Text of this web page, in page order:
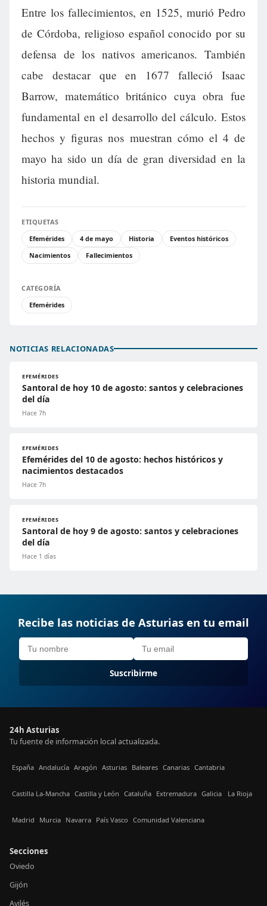
Entre los fallecimientos, en 1525, murió Pedro
de Córdoba, religioso español conocido por su
defensa de los nativos americanos. También
cabe destacar que en 1677 falleció Isaac
Barrow, matemático británico cuya obra fue
fundamental en el desarrollo del cálculo. Estos
hechos y figuras nos muestran cómo el 4 de
mayo ha sido un día de gran diversidad en la
historia mundial.
ETIQUETAS
Efemérides
4 de mayo Historia
Eventos históricos
Nacimientos
Fallecimientos
CATEGORÍA
Efemérides
NOTICIAS RELACIONADAS
EFEMÉRIDES
Santoral de hoy 10 de agosto: santos y celebraciones
del día
Hace 7h
EFEMÉRIDES
Efemérides del 10 de agosto: hechos históricos y
nacimientos destacados
Hace 7h
EFEMÉRIDES
Santoral de hoy 9 de agosto: santos y celebraciones
del día
Hace 1 días
Recibe las noticias de Asturias en tu email
Suscribirme
24h Asturias
Tu fuente de información local actualizada.
España Andalucía Aragón Asturias Baleares Canarias Cantabria
Castilla La-Mancha Castilla y León Cataluña Extremadura Galicia La Rioja
Madrid Murcia Navarra País Vasco Comunidad Valenciana
Secciones
Oviedo
Gijón
Avilés